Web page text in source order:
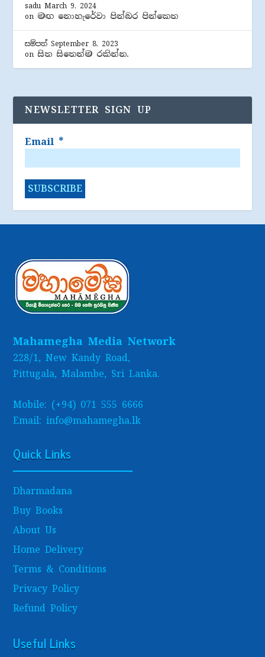
sadu March 9, 2024
on මඟ නොහැරේවා පින්බර පින්කෙත
සම්පත් September 8, 2023
onසිත සිතෙන්ම රකින්න.
NEWSLETTER SIGN UP
Email *
Mahamegha Media Network
228/1, New Kandy Road,
Pittugala, Malambe, Sri Lanka.
Mobile: (+94) 071 555 6666
Email: info@mahamegha.lk
Quick Links
Dharmadana
Buy Books
About Us
Home Delivery
Terms & Conditions
Privacy Policy
Refund Policy
Useful Links